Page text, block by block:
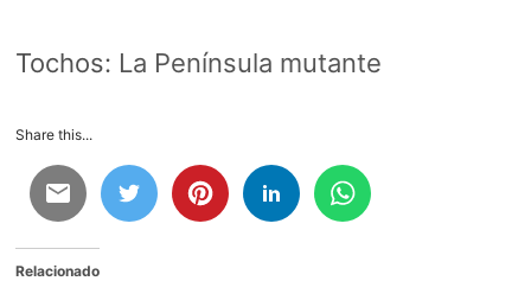
Tochos: La Península mutante
Share this...
Relacionado